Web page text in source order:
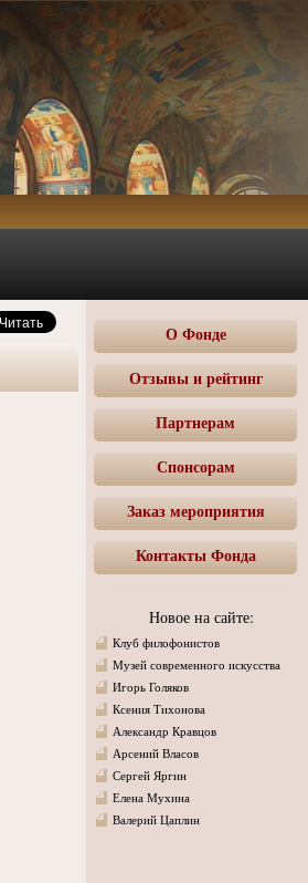
О Фонде
Отзывы и рейтинг
Партнерам
Спонсорам
Заказ мероприятия
Контакты Фонда
Новое на сайте:
Клуб филофонистов
Музей современного искусства
Игорь Голяков
Ксения Тихонова
Александр Кравцов
Арсений Власов
Сергей Яргин
Елена Мухина
Валерий Цаплин